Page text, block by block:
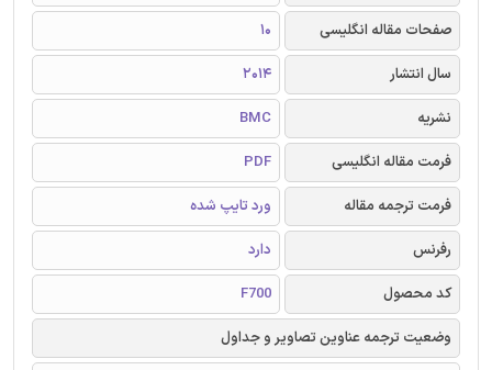
صفحات مقاله انگلیسی
10
سال انتشار
2014
نشریه
BMC
فرمت مقاله انگلیسی
PDF
فرمت ترجمه مقاله
ورد تایپ شده
رفرنس
دارد
کد محصول
F700
وضعیت ترجمه عناوین تصاویر و جداول